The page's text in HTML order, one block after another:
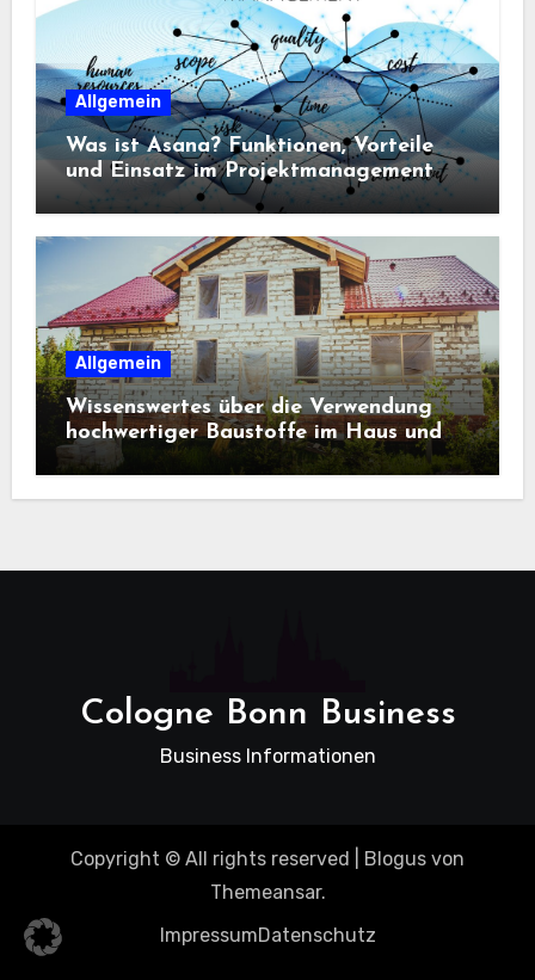
Allgemein
Was ist Asana? Funktionen, Vorteile
und Einsatz im Projektmanagement
Allgemein
Wissenswertes über die Verwendung
hochwertiger Baustoffe im Haus und
beim Hausbau
Cologne Bonn Business
Business Informationen
Copyright © All rights reserved Blogus von
Themeansar.
ImpressumDatenschutz